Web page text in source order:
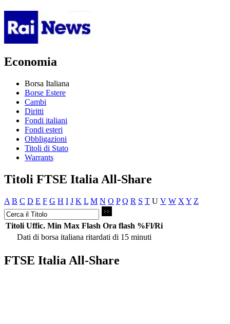
Economia
Borsa Italiana
Borse Estere
Cambi
Diritti
Fondi italiani
Fondi esteri
Obbligazioni
Titoli di Stato
Warrants
Titoli FTSE Italia All-Share
A B C D E F G H I J K L M N O P Q R S T U V W X Y Z
Titoli Uffic. Min Max Flash Ora flash %Fl/Ri
Dati di borsa italiana ritardati di 15 minuti
FTSE Italia All-Share